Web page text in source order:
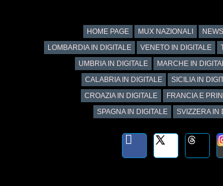
HOME PAGE MUX NAZIONALI
LOMBARDIA IN DIGITALE
VENETO IN DIGITALE
UMBRIA IN DIGITALE
MARCHE IN
CALABRIA IN DIGITALE
SICILIA IN
CROAZIA IN DIGITALE
FRANCIA E
SPAGNA IN DIGITALE
SVIZZERA IN